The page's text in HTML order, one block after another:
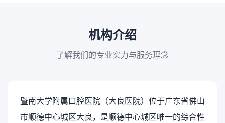
机构介绍
了解我们的专业实力与服务理念
暨南大学附属口腔医院（大良医院）位于广东省佛山
市顺德中心城区大良，是顺德中心城区唯一的综合性